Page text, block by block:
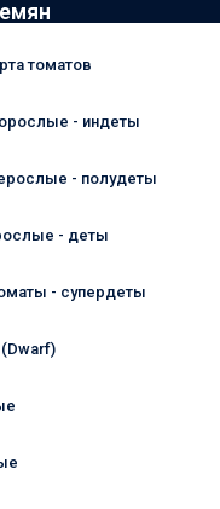
томатов
- индеты
- полудеты
- деты
- супердеты